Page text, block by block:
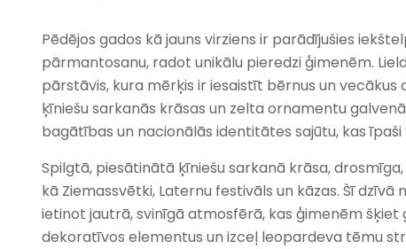
Pēdējos gados kā jauns virziens ir parādījušies
pārmantosanu, radot unikālu pieredzi ģimenēm.
pārstāvis, kura mērķis ir iesaistīt bērnus un
ķīniešu sarkanās krāsas un zelta ornamentu
bagātības un nacionālās identitātes sajūtu, kas
Spilgtā, piesātinātā ķīniešu sarkanā krāsa,
kā Ziemassvētki, Laternu festivāls un kāzas. Šī
ietinot jautrā, svinīgā atmosfērā, kas ģimenēm šķiet
dekoratīvos elementus un izceļ leopardeva tēmu